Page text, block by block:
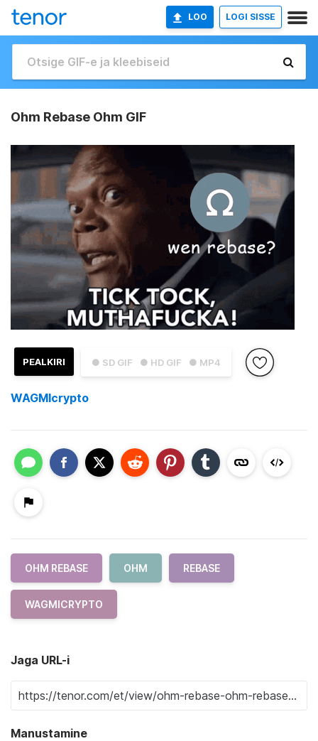
LOO LOGI SISSE
Ohm Rebase Ohm GIF
● SD GIF ● HD GIF ● MP4
PEALKIRI
WAGMIcrypto
OHM REBASE OHM REBASE
WAGMICRYPTO
Jaga URL-i
Manustamine